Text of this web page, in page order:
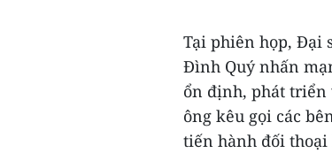
Tại phiên họp, Đại
Đình Quý nhấn
ổn định, phát triển
ông kêu gọi các
tiến hành đối